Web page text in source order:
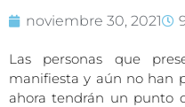
noviembre 30, 2021
Las personas que
manifiesta y aún no han
ahora tendrán un punto